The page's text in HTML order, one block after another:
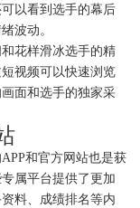
以看到选手的幕后
波动。
花样滑冰选手的精
视频可以快速浏览
面和选手的独家采
和官方网站也是获
属平台提供了更加
料、成绩排名等内